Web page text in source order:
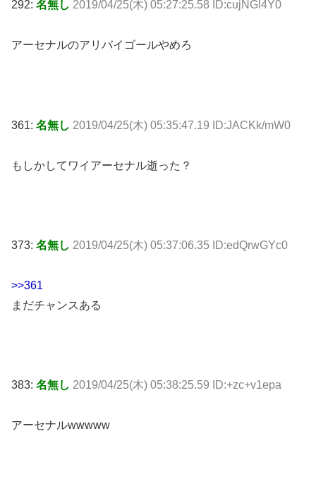
292: 名無し 2019/04/25(木) 05:27:25.58 ID:cujNGl4Y0
アーセナルのアリバイゴールやめろ
361: 名無し 2019/04/25(木) 05:35:47.19 ID:JACKk/mW0
もしかしてワイアーセナル逝った？
373: 名無し 2019/04/25(木) 05:37:06.35 ID:edQrwGYc0
>>361
まだチャンスある
383: 名無し 2019/04/25(木) 05:38:25.59 ID:+zc+v1epa
アーセナルwwwww